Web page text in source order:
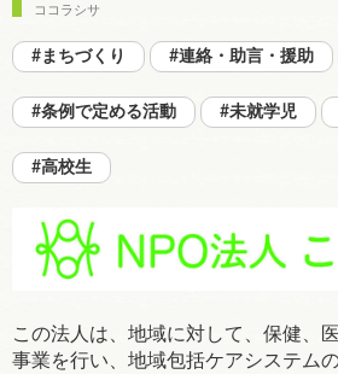
ココラシサ
#まちづくり #連絡・助言・援助
#条例で定める活動 #未就学児
#高校生
この法人は、地域に対して、保健、
事業を行い、地域包括ケアシステム